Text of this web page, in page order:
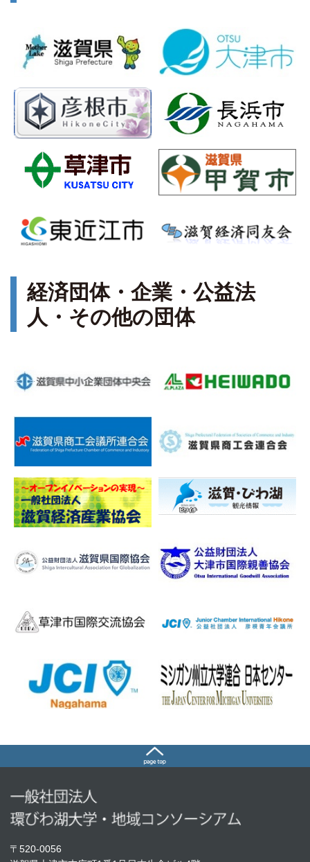
経済団体・企業・公益法
人・その他の団体
〒520-0056